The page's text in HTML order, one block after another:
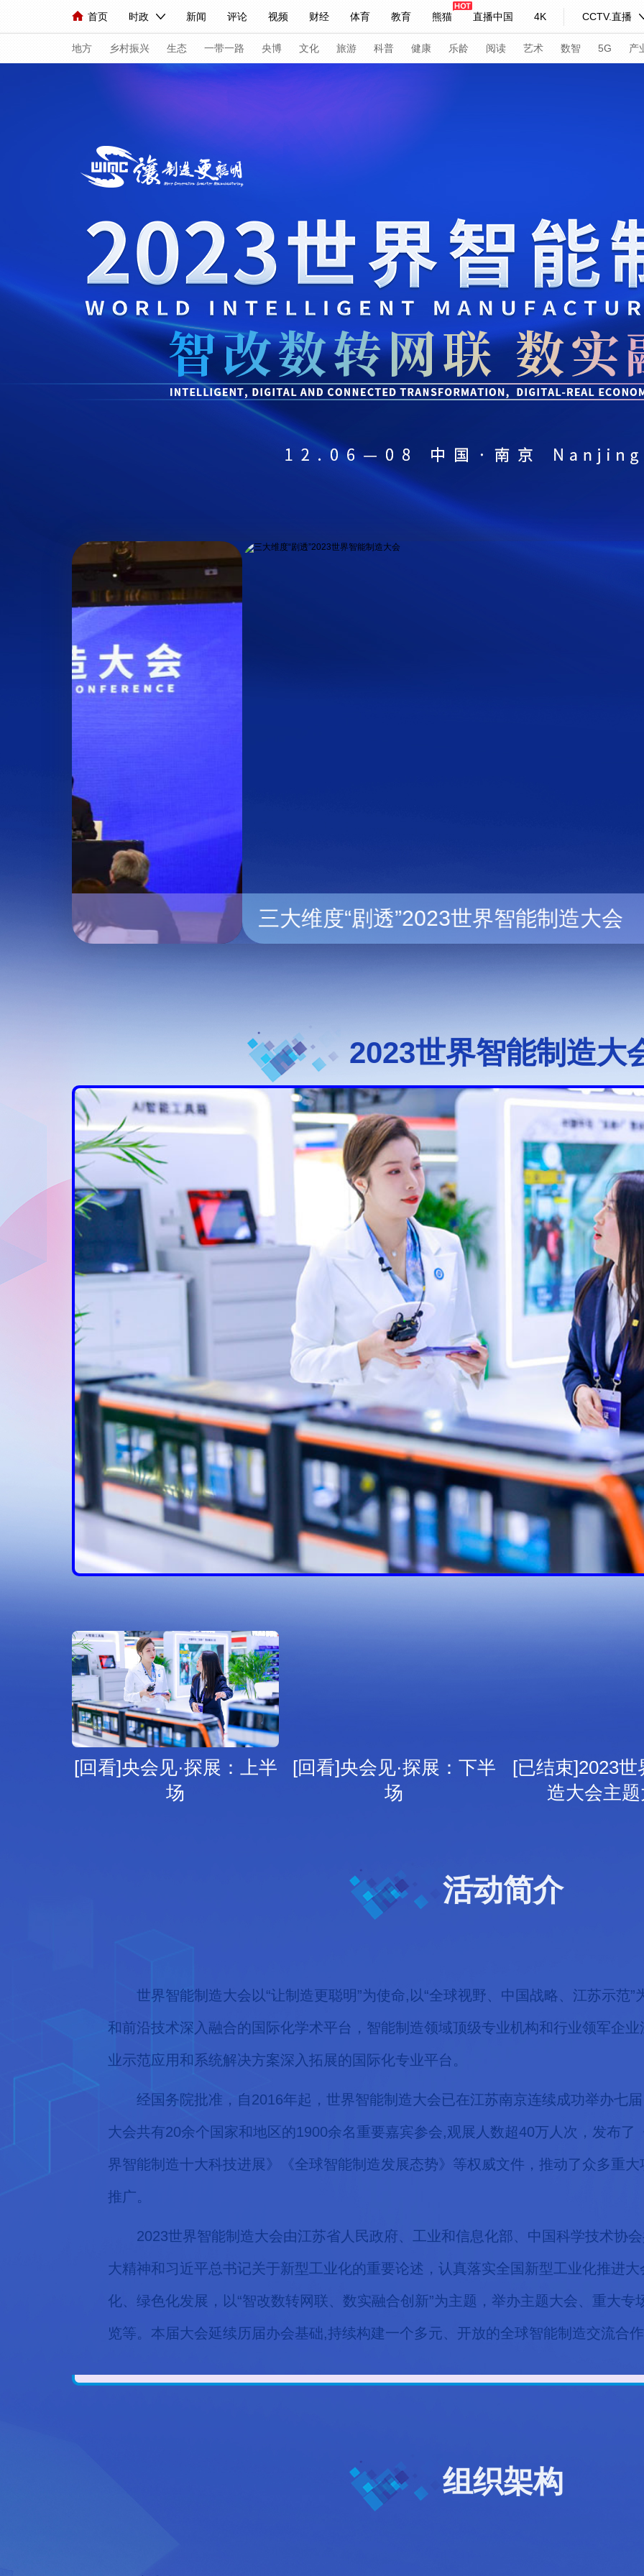
首页 时政 新闻 评论 视频 财经 体育 教育 熊猫 直播中国 4K CCTV.直播
人民领袖习近平 联播+ 中国领导人 央视快评 习式妙语 热解读 天天学习
直播 栏目大全 节目单 听音 微视频 主持人 下载央视影音
海外频道 iPanda English Монгол
地方 乡村振兴 生态 一带一路 央博 文化 旅游 科普 健康 乐龄 阅读 艺术 数智 5G 产
新闻 国内 国际 评论
人民领袖习近平 联播+ 热解读
视频 小央视频 小央直播 直播中国 熊猫频道 VR/AR 4K专区 全景新闻
前线 比划 快看 蓝海中国 新兵请入列 人生第一次 人生第二次
体育 直播 竞猜 2026年世界杯 2026年冬奥会 CBA NBA 中超 国足 国际足球 网球
VIP会员 CCTV奥林匹克频道 生活体育大会 体育江湖 文化体育 冰雪道路 足球道路
教育 乡村振兴 生态环境 一带一路 央博 非遗 文化 旅游 科普 健康 乐龄 阅读
大国展会 大国保险 云顶对话 云起 超级工厂 智敬中国 全民健康 颜选攻略 海洋
片库 热播榜 总台企业白名单
三大维度“剧透”2023世界智能制造大会
2023世界智能制造大
[回看]央会见·探展：上半
场
[回看]央会见·探展：下半
场
[已结束]2023世
造大会主
活动简介
世界智能制造大会以“让制造更聪明”为使命,以“全球视野、中国战略、江苏示范
和前沿技术深入融合的国际化学术平台，智能制造领域顶级专业机构和行业领军企
业示范应用和系统解决方案深入拓展的国际化专业平台。
经国务院批准，自2016年起，世界智能制造大会已在江苏南京连续成功举办七
大会共有20余个国家和地区的1900余名重要嘉宾参会,观展人数超40万人次，发布了
界智能制造十大科技进展》《全球智能制造发展态势》等权威文件，推动了众多重
推广。
2023世界智能制造大会由江苏省人民政府、工业和信息化部、中国科学技术协
大精神和习近平总书记关于新型工业化的重要论述，认真落实全国新型工业化推进
化、绿色化发展，以“智改数转网联、数实融合创新”为主题，举办主题大会、重大
览等。本届大会延续历届办会基础,持续构建一个多元、开放的全球智能制造交流合
组织架构